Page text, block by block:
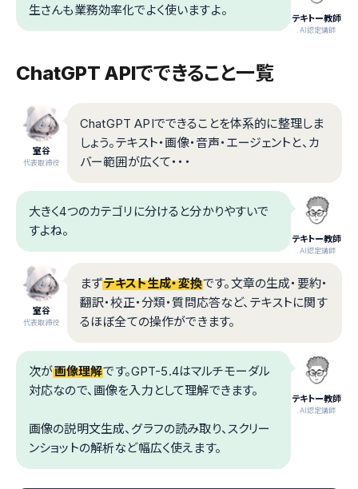
テキトー教師
.AI認定講師
生さんも業務効率化でよく使いますよ。
ChatGPT APIでできること一覧
室谷
代表取締役
ChatGPT APIでできることを体系的に整理しま
しょう。テキスト・画像・音声・エージェントと、カ
バー範囲が広くて・・・
テキトー教師
.AI認定講師
大きく4つのカテゴリに分けると分かりやすいで
すよね。
室谷
代表取締役
まずテキスト生成・変換です。文章の生成・要約・
翻訳・校正・分類・質問応答など、テキストに関す
るほぼ全ての操作ができます。
テキトー教師
.AI認定講師
次が画像理解です。GPT-5.4はマルチモーダル
対応なので、画像を入力として理解できます。
画像の説明文生成、グラフの読み取り、スクリー
ンショットの解析など幅広く使えます。